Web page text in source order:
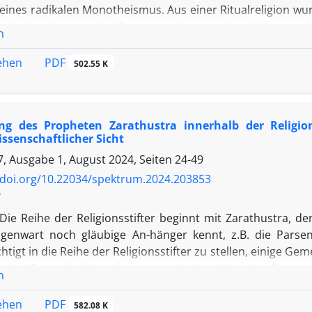
radikalen Monotheismus. Aus einer Ritualreligion
des Avesta. Im Zentrum dieser steht
Trennung von positiv besetztem Jenseits auf der
hinaus werden im Aufsatz die Bedingungen in
der – neben Echnaton im Alten Ägypten –
die dann über das Judentum und Christentum sogar
PDF 502.55 K
des Propheten Zarathustra innerhalb der
Sicht
Ausgabe 1, August 2024, Seiten 24-49
10.22034/spektrum.2024.203853
Die Reihe der Religionsstifter beginnt mit Zarathustra,
noch gläubige An-hänger kennt, z.B. die
in die Reihe der Religionsstifter zu stellen, einige
Besonderheiten herauszuarbeiten. Um seine
der das Judentum beeinflusste und im
PDF 582.08 K